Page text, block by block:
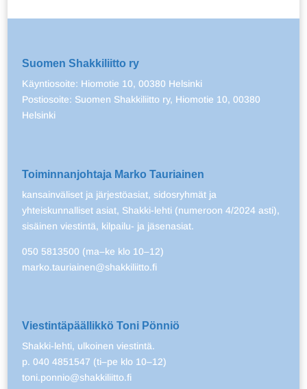
Suomen Shakkiliitto ry
Käyntiosoite: Hiomotie 10, 00380 Helsinki
Postiosoite: Suomen Shakkiliitto ry, Hiomotie 10, 00380
Helsinki
Toiminnanjohtaja Marko Tauriainen
kansainväliset ja järjestöasiat, sidosryhmät ja
yhteiskunnalliset asiat, Shakki-lehti (numeroon 4/2024 asti),
sisäinen viestintä, kilpailu- ja jäsenasiat.
050 5813500 (ma–ke klo 10–12)
marko.tauriainen@shakkiliitto.fi
Viestintäpäällikkö Toni Pönniö
Shakki-lehti, ulkoinen viestintä.
p. 040 4851547 (ti–pe klo 10–12)
toni.ponnio@shakkiliitto.fi